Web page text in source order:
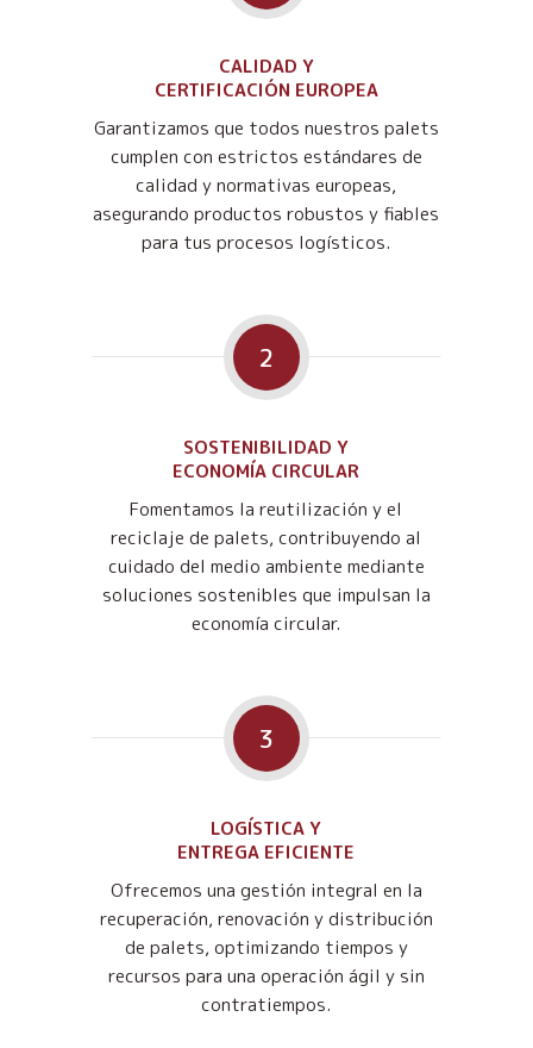
CALIDAD Y
CERTIFICACIÓN EUROPEA
Garantizamos que todos nuestros palets
cumplen con estrictos estándares de
calidad y normativas europeas,
asegurando productos robustos y fiables
para tus procesos logísticos.
2
SOSTENIBILIDAD Y
ECONOMÍA CIRCULAR
Fomentamos la reutilización y el
reciclaje de palets, contribuyendo al
cuidado del medio ambiente mediante
soluciones sostenibles que impulsan la
economía circular.
3
LOGÍSTICA Y
ENTREGA EFICIENTE
Ofrecemos una gestión integral en la
recuperación, renovación y distribución
de palets, optimizando tiempos y
recursos para una operación ágil y sin
contratiempos.